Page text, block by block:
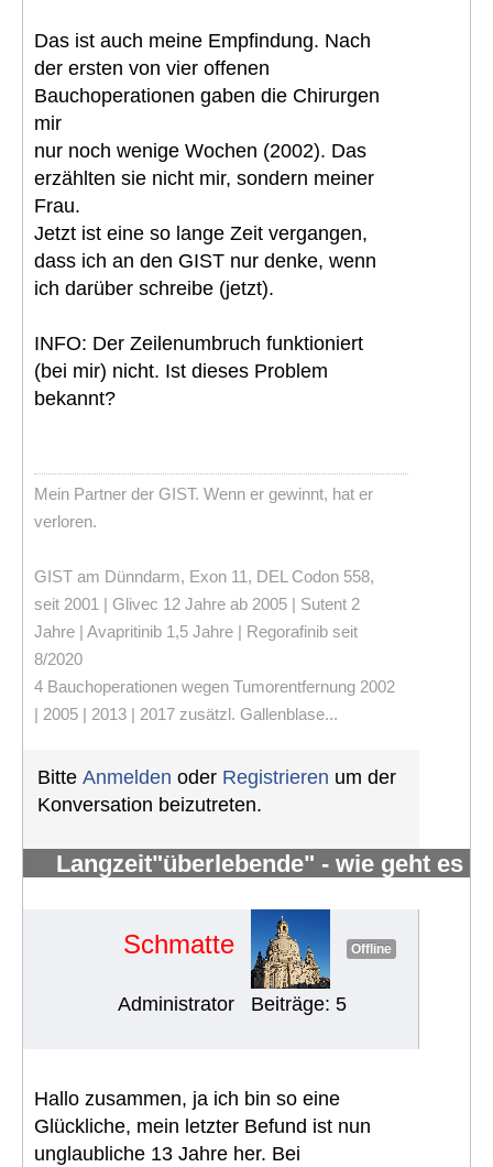
Das ist auch meine Empfindung. Nach
der ersten von vier offenen
Bauchoperationen gaben die Chirurgen
mir
nur noch wenige Wochen (2002). Das
erzählten sie nicht mir, sondern meiner
Frau.
Jetzt ist eine so lange Zeit vergangen,
dass ich an den GIST nur denke, wenn
ich darüber schreibe (jetzt).
INFO: Der Zeilenumbruch funktioniert
(bei mir) nicht. Ist dieses Problem
bekannt?
Mein Partner der GIST. Wenn er gewinnt, hat er
verloren.
GIST am Dünndarm, Exon 11, DEL Codon 558,
seit 2001 | Glivec 12 Jahre ab 2005 | Sutent 2
Jahre | Avapritinib 1,5 Jahre | Regorafinib seit
8/2020
4 Bauchoperationen wegen Tumorentfernung 2002
| 2005 | 2013 | 2017 zusätzl. Gallenblase...
Bitte Anmelden oder Registrieren um der
Konversation beizutreten.
Langzeit"überlebende" - wie geht es
Schmatte Offline
Administrator Beiträge: 5
Hallo zusammen, ja ich bin so eine
Glückliche, mein letzter Befund ist nun
unglaubliche 13 Jahre her. Bei